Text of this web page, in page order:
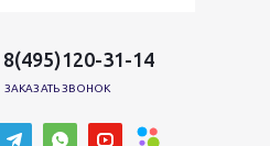
8(495)120-31-14
ЗАКАЗАТЬ ЗВОНОК